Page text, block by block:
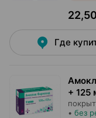
Где
+ 125
• без